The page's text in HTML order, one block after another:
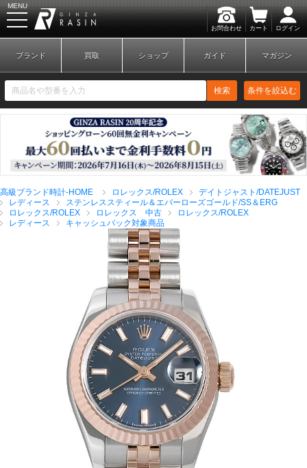
お問合わせ カート ログイン
MENU
新規会員登録 ログイン
ブランドから探す
全てのブランドを見
ロレックス
ブランド 買取 ショップ ガイド マガジン
検索 条件を絞込む
高級ブランド時計-HOME ロレックス/ROLEX
デイトジャスト/DATEJUST
レディース
ステンレススティール＆エバーローズゴールド/SS＆ERG
ロレックス/ROLEX
ロレックス 中古
ロレックス/ROLEX
レディース
キャッシュバック対象商品